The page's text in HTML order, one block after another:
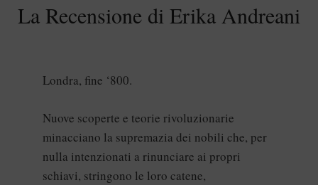
La Recensione di Erika Andreani
Londra, fine ‘800.
Nuove scoperte e teorie rivoluzionarie
minacciano la supremazia dei nobili che, per
nulla intenzionati a rinunciare ai propri
schiavi, stringono le loro catene,